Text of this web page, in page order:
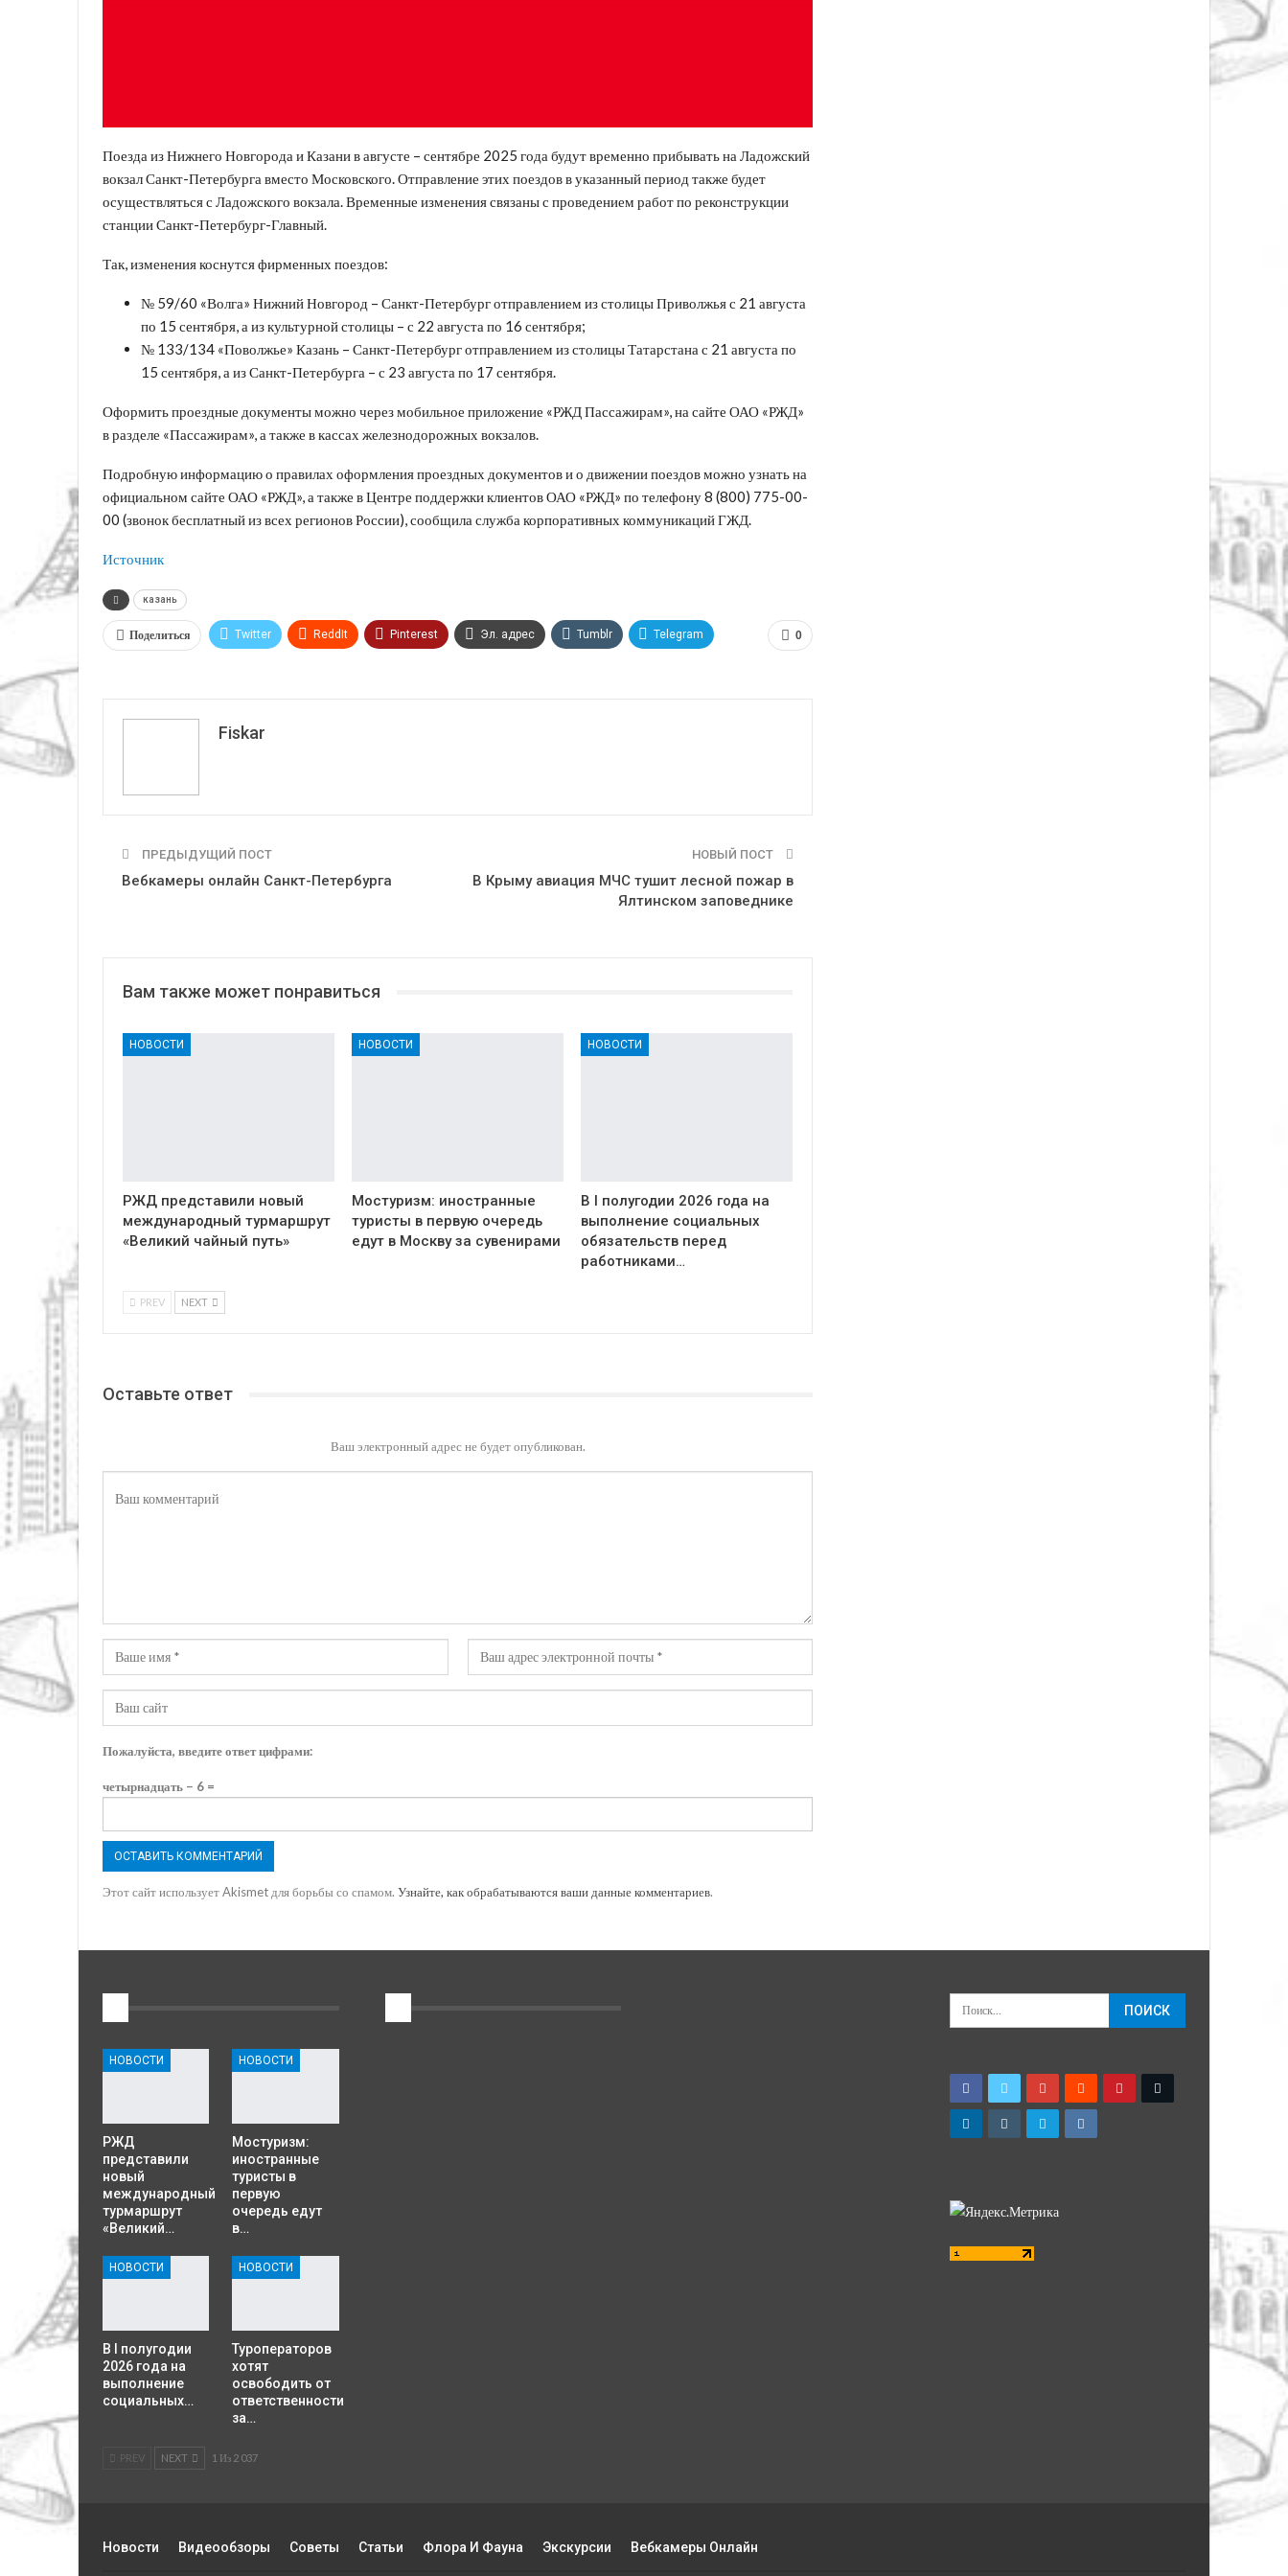
Поезда из Нижнего Новгорода и Казани в августе – сентябре 2025 года будут временно прибывать на Ладожский
вокзал Санкт-Петербурга вместо Московского. Отправление этих поездов в указанный период также будет
осуществляться с Ладожского вокзала. Временные изменения связаны с проведением работ по реконструкции
станции Санкт-Петербург-Главный.
Так, изменения коснутся фирменных поездов:
№ 59/60 «Волга» Нижний Новгород – Санкт-Петербург отправлением из столицы Приволжья с 21 августа
по 15 сентября, а из культурной столицы – с 22 августа по 16 сентября;
№ 133/134 «Поволжье» Казань – Санкт-Петербург отправлением из столицы Татарстана с 21 августа по
15 сентября, а из Санкт-Петербурга – с 23 августа по 17 сентября.
Оформить проездные документы можно через мобильное приложение «РЖД Пассажирам», на сайте ОАО «РЖД»
в разделе «Пассажирам», а также в кассах железнодорожных вокзалов.
Подробную информацию о правилах оформления проездных документов и о движении поездов можно узнать на
официальном сайте ОАО «РЖД», а также в Центре поддержки клиентов ОАО «РЖД» по телефону 8 (800) 775-00-
00 (звонок бесплатный из всех регионов России), сообщила служба корпоративных коммуникаций ГЖД.
Источник
казань
0
Поделиться Twitter ReddIt Pinterest Эл. адрес Tumblr Telegram
Fiskar
ПРЕДЫДУЩИЙ ПОСТ
Вебкамеры онлайн Санкт-Петербурга
НОВЫЙ ПОСТ
В Крыму авиация МЧС тушит лесной пожар в
Ялтинском заповеднике
Вам также может понравиться
НОВОСТИ
РЖД представили новый
международный турмаршрут
«Великий чайный путь»
НОВОСТИ
Мостуризм: иностранные
туристы в первую очередь
едут в Москву за сувенирами
НОВОСТИ
В I полугодии 2026 года на
выполнение социальных
обязательств перед
работниками…
PREV NEXT
Оставьте ответ
Ваш электронный адрес не будет опубликован.
Пожалуйста, введите ответ цифрами:
четырнадцать − 6 =
Этот сайт использует Akismet для борьбы со спамом. Узнайте, как обрабатываются ваши данные комментариев.
НОВОСТИ
РЖД
представили
новый
международный
турмаршрут
«Великий…
НОВОСТИ
Мостуризм:
иностранные
туристы в
первую
очередь едут
в…
НОВОСТИ
В I полугодии
2026 года на
выполнение
социальных…
НОВОСТИ
Туроператоров
хотят
освободить от
ответственности
за…
PREV NEXT 1 Из 2 037
Новости Видеообзоры Советы Статьи Флора И Фауна Экскурсии Вебкамеры Онлайн